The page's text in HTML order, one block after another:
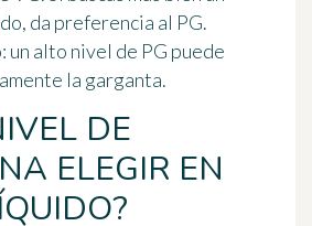
da preferencia al PG.
un alto nivel de PG puede
la garganta.
DE
ELEGIR EN